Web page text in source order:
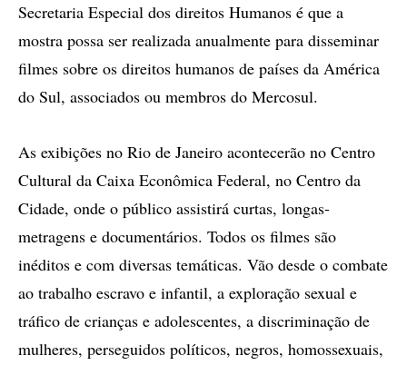
Secretaria Especial dos direitos Humanos é que a
mostra possa ser realizada anualmente para disseminar
filmes sobre os direitos humanos de países da América
do Sul, associados ou membros do Mercosul.
As exibições no Rio de Janeiro acontecerão no Centro
Cultural da Caixa Econômica Federal, no Centro da
Cidade, onde o público assistirá curtas, longas-
metragens e documentários. Todos os filmes são
inéditos e com diversas temáticas. Vão desde o combate
ao trabalho escravo e infantil, a exploração sexual e
tráfico de crianças e adolescentes, a discriminação de
mulheres, perseguidos políticos, negros, homossexuais,